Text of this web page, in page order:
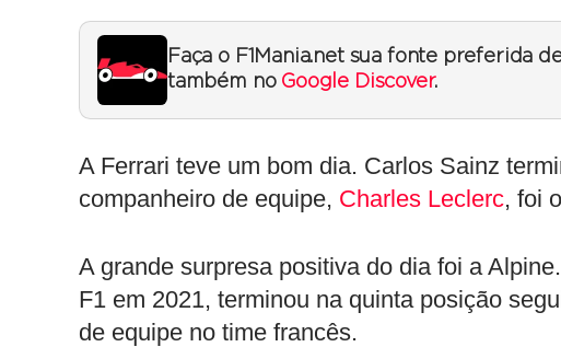
Faça o F1Mania.net sua fonte preferida
também no Google Discover.
A Ferrari teve um bom dia. Carlos Sainz
companheiro de equipe, Charles Leclerc, foi
A grande surpresa positiva do dia foi a
F1 em 2021, terminou na quinta posição
de equipe no time francês.